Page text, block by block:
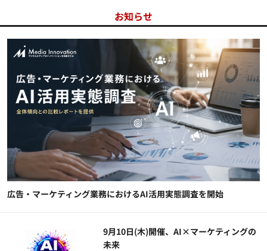
お知らせ
広告・マーケティング業務におけるAI活用実態調査を開始
9月10日(木)開催、AI×マーケティングの
未来